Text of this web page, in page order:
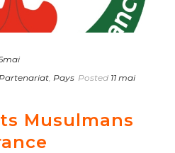
Partenariat Pays Posted 11 mai
Musulmans